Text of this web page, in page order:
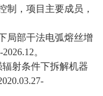
制，项目主要成员，
局部干法电弧熔丝增
2026.12。
射条件下拆解机器